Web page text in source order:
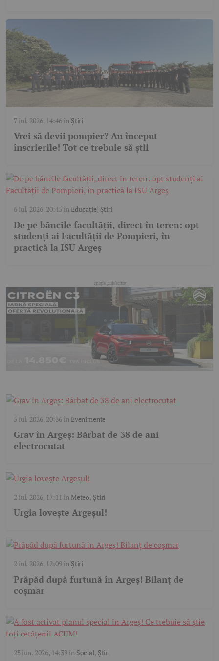
7 iul. 2026, 14:46în Știri
Vrei să devii pompier? Au început
înscrierile! Tot ce trebuie să știi
6 iul. 2026, 20:45 în Educație, Știri
De pe băncile facultății, direct în teren: opt
studenți ai Facultății de Pompieri, în
practică la ISU Argeș
5 iul. 2026, 20:36în Evenimente
Grav în Argeș: Bărbat de 38 de ani
electrocutat
2 iul. 2026, 17:11 în Meteo, Știri
Urgia lovește Argeșul!
2 iul. 2026, 12:09în Știri
Prăpăd după furtună în Argeș! Bilanț de
coșmar
25 iun. 2026, 14:39în Social, Știri